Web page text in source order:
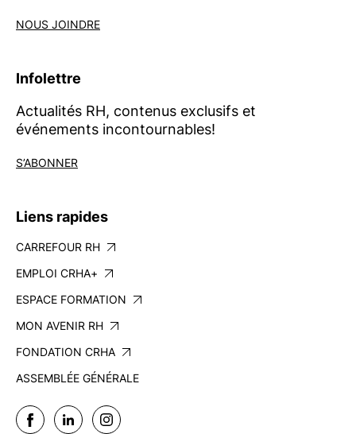
NOUS JOINDRE
Infolettre
Actualités RH, contenus exclusifs et
événements incontournables!
S’ABONNER
Liens rapides
CARREFOUR RH
EMPLOI CRHA+
ESPACE FORMATION
MON AVENIR RH
FONDATION CRHA
ASSEMBLÉE GÉNÉRALE